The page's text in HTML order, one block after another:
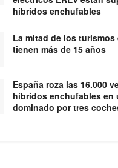
híbridos enchufables
La mitad de los turismos
tienen más de 15 años
España roza las 16.000
híbridos enchufables en
dominado por tres